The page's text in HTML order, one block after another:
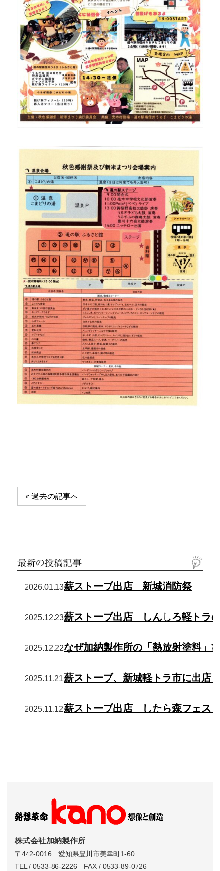
稿
シ
« 過去の記事へ
2026.01.13薪ストーブ出店 新城消防祭
2025.12.23薪ストーブ出店 しんしろ軽トラ
2025.12.22なぜ加納製作所の「熱放射塗料」
2025.11.21薪ストーブ、新城軽トラ市に出店
2025.11.12薪ストーブ出店 したら森フェス
株式会社加納製作所
〒442-0016 愛知県豊川市美幸町1-60
TEL / 0533-86-2226 FAX / 0533-89-0726